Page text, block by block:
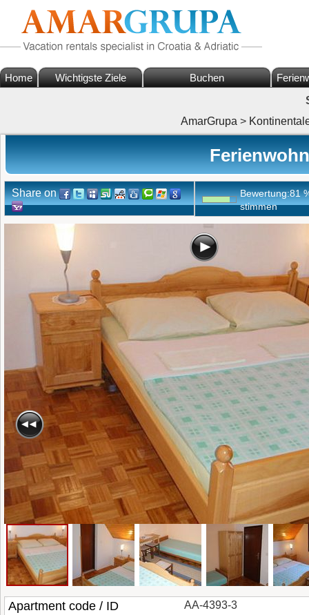
Home Wichtigste Ziele Buchen
AmarGrupa >
Share on Bewertung:81
stimmen
Apartment code / ID AA-4393-3